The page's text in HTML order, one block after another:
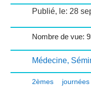
Publié, le: 28
Nombre de vue:
Médecine,
2èmes